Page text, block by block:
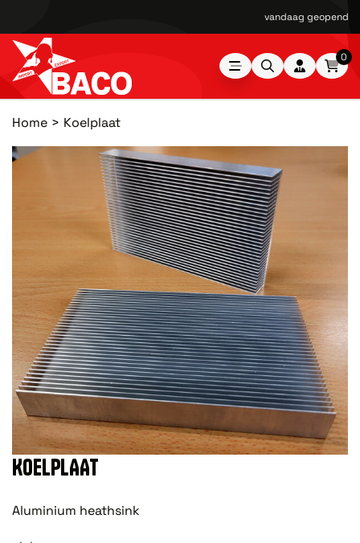
vandaag geopend
0
Home Koelplaat
KOELPLAAT
Aluminium heathsink